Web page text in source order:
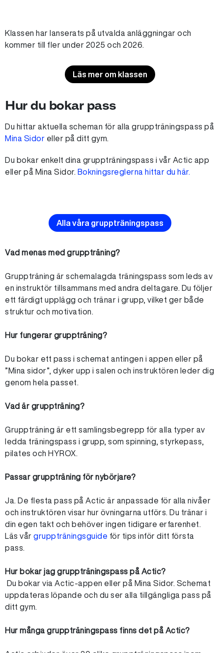
Klassen har lanserats på utvalda anläggningar och
kommer till fler under 2025 och 2026.
Läs mer om klassen
Hur du bokar pass
Du hittar aktuella scheman för alla gruppträningspass på
Mina Sidor eller på ditt gym.
Du bokar enkelt dina gruppträningspass i vår Actic app
eller på Mina Sidor. Bokningsreglerna hittar du här.
Alla våra gruppträningspass
Vad menas med gruppträning?
Gruppträning är schemalagda träningspass som leds av
en instruktör tillsammans med andra deltagare. Du följer
ett färdigt upplägg och tränar i grupp, vilket ger både
struktur och motivation.
Hur fungerar gruppträning?
Du bokar ett pass i schemat antingen i appen eller på
”Mina sidor”, dyker upp i salen och instruktören leder dig
genom hela passet.
Vad är gruppträning?
Gruppträning är ett samlingsbegrepp för alla typer av
ledda träningspass i grupp, som spinning, styrkepass,
pilates och HYROX.
Passar gruppträning för nybörjare?
Ja. De flesta pass på Actic är anpassade för alla nivåer
och instruktören visar hur övningarna utförs. Du tränar i
din egen takt och behöver ingen tidigare erfarenhet.
Läs vår gruppträningsguide för tips inför ditt första
pass.
Hur bokar jag gruppträningspass på Actic?
Du bokar via Actic-appen eller på Mina Sidor. Schemat
uppdateras löpande och du ser alla tillgängliga pass på
ditt gym.
Hur många gruppträningspass finns det på Actic?